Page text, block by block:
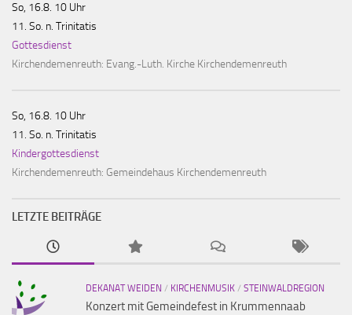
So, 16.8. 10 Uhr
11. So. n. Trinitatis
Gottesdienst
Kirchendemenreuth: Evang.-Luth. Kirche Kirchendemenreuth
So, 16.8. 10 Uhr
11. So. n. Trinitatis
Kindergottesdienst
Kirchendemenreuth: Gemeindehaus Kirchendemenreuth
LETZTE BEITRÄGE
DEKANAT WEIDEN / KIRCHENMUSIK / STEINWALDREGION
Konzert mit Gemeindefest in Krummennaab